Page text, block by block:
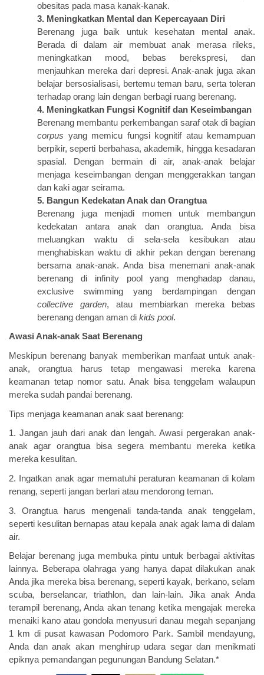
obesitas pada masa kanak-kanak.
3. Meningkatkan Mental dan Kepercayaan Diri
Berenang juga baik untuk kesehatan mental anak.
Berada di dalam air membuat anak merasa rileks,
meningkatkan mood, bebas berekspresi, dan
menjauhkan mereka dari depresi. Anak-anak juga akan
belajar bersosialisasi, bertemu teman baru, serta toleran
terhadap orang lain dengan berbagi ruang berenang.
4. Meningkatkan Fungsi Kognitif dan Keseimbangan
Berenang membantu perkembangan saraf otak di bagian
corpus yang memicu fungsi kognitif atau kemampuan
berpikir, seperti berbahasa, akademik, hingga kesadaran
spasial. Dengan bermain di air, anak-anak belajar
menjaga keseimbangan dengan menggerakkan tangan
dan kaki agar seirama.
5. Bangun Kedekatan Anak dan Orangtua
Berenang juga menjadi momen untuk membangun
kedekatan antara anak dan orangtua. Anda bisa
meluangkan waktu di sela-sela kesibukan atau
menghabiskan waktu di akhir pekan dengan berenang
bersama anak-anak. Anda bisa menemani anak-anak
berenang di infinity pool yang menghadap danau,
exclusive swimming yang berdampingan dengan
collective garden, atau membiarkan mereka bebas
berenang dengan aman di kids pool.
Awasi Anak-anak Saat Berenang
Meskipun berenang banyak memberikan manfaat untuk anak-
anak, orangtua harus tetap mengawasi mereka karena
keamanan tetap nomor satu. Anak bisa tenggelam walaupun
mereka sudah pandai berenang.
Tips menjaga keamanan anak saat berenang:
1. Jangan jauh dari anak dan lengah. Awasi pergerakan anak-
anak agar orangtua bisa segera membantu mereka ketika
mereka kesulitan.
2. Ingatkan anak agar mematuhi peraturan keamanan di kolam
renang, seperti jangan berlari atau mendorong teman.
3. Orangtua harus mengenali tanda-tanda anak tenggelam,
seperti kesulitan bernapas atau kepala anak agak lama di dalam
air.
Belajar berenang juga membuka pintu untuk berbagai aktivitas
lainnya. Beberapa olahraga yang hanya dapat dilakukan anak
Anda jika mereka bisa berenang, seperti kayak, berkano, selam
scuba, berselancar, triathlon, dan lain-lain. Jika anak Anda
terampil berenang, Anda akan tenang ketika mengajak mereka
menaiki kano atau gondola menyusuri danau megah sepanjang
1 km di pusat kawasan Podomoro Park. Sambil mendayung,
Anda dan anak akan menghirup udara segar dan menikmati
epiknya pemandangan pegunungan Bandung Selatan.*